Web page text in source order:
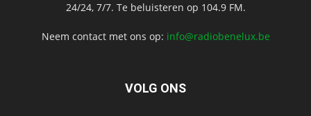
24/24, 7/7. Te beluisteren op 104.9 FM.
Neem contact met ons op: info@radiobenelux.be
VOLG ONS